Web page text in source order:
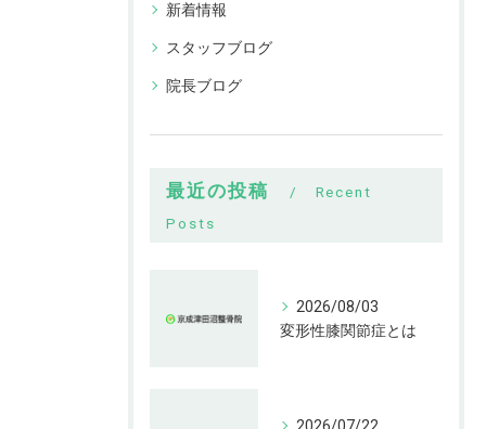
新着情報
スタッフブログ
院長ブログ
最近の投稿
Recent
Posts
2026/08/03
変形性膝関節症とは